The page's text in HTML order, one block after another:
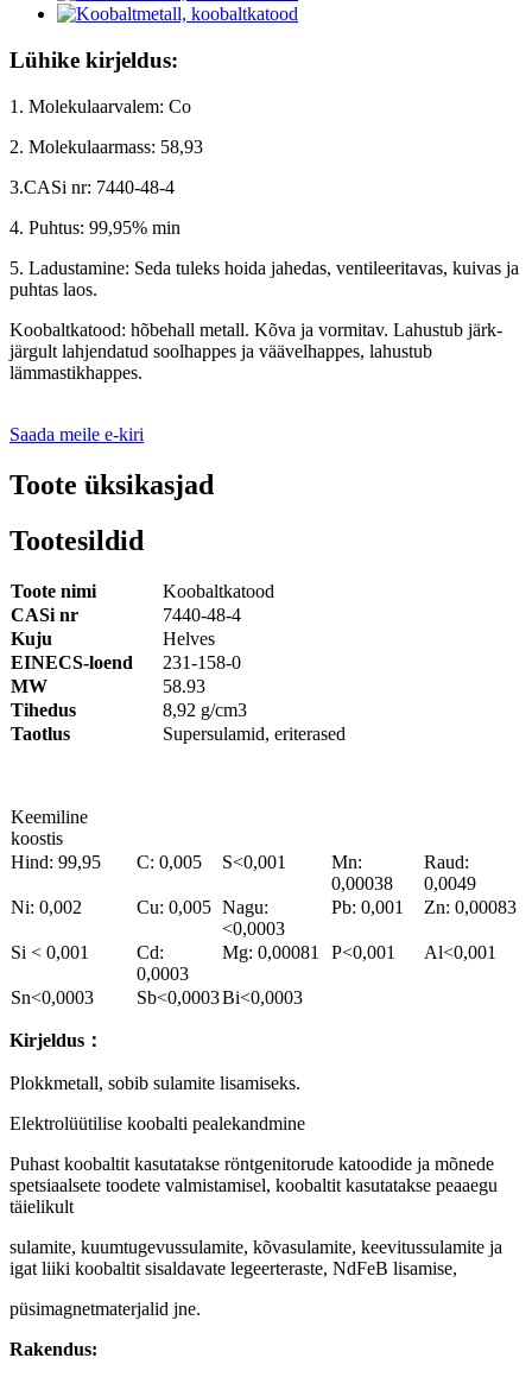
Lühike kirjeldus:
1. Molekulaarvalem: Co
2. Molekulaarmass: 58,93
3.CASi nr: 7440-48-4
4. Puhtus: 99,95% min
5. Ladustamine: Seda tuleks hoida jahedas, ventileeritavas, kuivas ja
puhtas laos.
Koobaltkatood: hõbehall metall. Kõva ja vormitav. Lahustub järk-
järgult lahjendatud soolhappes ja väävelhappes, lahustub
lämmastikhappes.
Saada meile e-kiri
Toote üksikasjad
Tootesildid
Toote nimi
Koobaltkatood
CASi nr
7440-48-4
Kuju
Helves
EINECS-loend
231-158-0
MW
58.93
Tihedus
8,92 g/cm3
Taotlus
Supersulamid, eriterased
Keemiline
koostis
Hind: 99,95
C: 0,005 S<0,001
Mn:
0,00038
Raud:
0,0049
Ni: 0,002
Cu: 0,005 Nagu:
<0,0003
Pb: 0,001 Zn: 0,00083
Si < 0,001
Cd:
0,0003
Mg: 0,00081 P<0,001 Al<0,001
Sn<0,0003 Sb<0,0003Bi<0,0003
Kirjeldus ：
Plokkmetall, sobib sulamite lisamiseks.
Elektrolüütilise koobalti pealekandmine
Puhast koobaltit kasutatakse röntgenitorude katoodide ja mõnede
spetsiaalsete toodete valmistamisel, koobaltit kasutatakse peaaegu
täielikult
sulamite, kuumtugevussulamite, kõvasulamite, keevitussulamite ja
igat liiki koobaltit sisaldavate legeerteraste, NdFeB lisamise,
püsimagnetmaterjalid jne.
Rakendus: